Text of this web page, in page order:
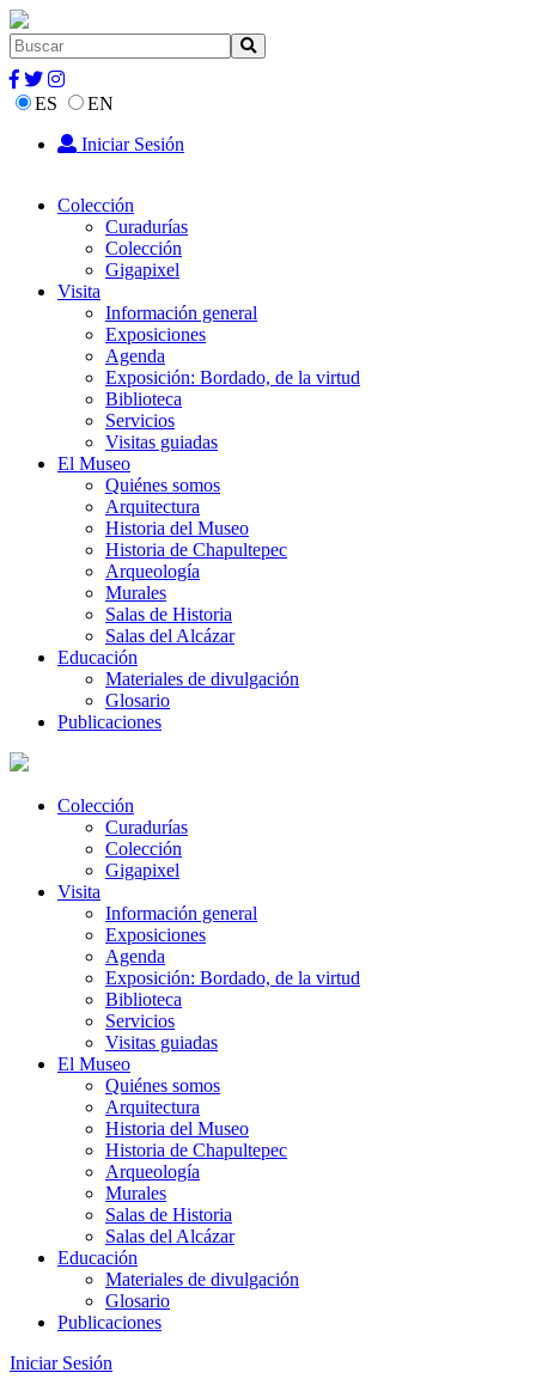
ES
EN
Iniciar Sesión
Colección
Curadurías
Colección
Gigapixel
Visita
Información general
Exposiciones
Agenda
Exposición: Bordado, de la virtud
Biblioteca
Servicios
Visitas guiadas
El Museo
Quiénes somos
Arquitectura
Historia del Museo
Historia de Chapultepec
Arqueología
Murales
Salas de Historia
Salas del Alcázar
Educación
Materiales de divulgación
Glosario
Publicaciones
Colección
Curadurías
Colección
Gigapixel
Visita
Información general
Exposiciones
Agenda
Exposición: Bordado, de la virtud
Biblioteca
Servicios
Visitas guiadas
El Museo
Quiénes somos
Arquitectura
Historia del Museo
Historia de Chapultepec
Arqueología
Murales
Salas de Historia
Salas del Alcázar
Educación
Materiales de divulgación
Glosario
Publicaciones
Iniciar Sesión